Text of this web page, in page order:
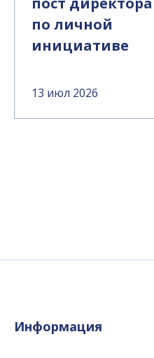
по личной
инициативе
13 июл 2026
Информация